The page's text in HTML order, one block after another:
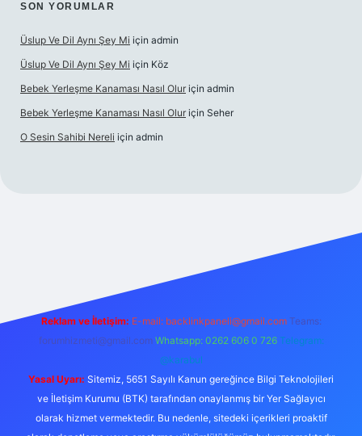
SON YORUMLAR
Üslup Ve Dil Aynı Şey Mi için admin
Üslup Ve Dil Aynı Şey Mi için Köz
Bebek Yerleşme Kanaması Nasıl Olur için admin
Bebek Yerleşme Kanaması Nasıl Olur için Seher
O Sesin Sahibi Nereli için admin
Reklam ve İletişim: E-mail: backlinkpaneli@gmail.com Teams:
forumhizmeti@gmail.com Whatsapp: 0262 606 0 726 Telegram:
@karabul
Yasal Uyarı: Sitemiz, 5651 Sayılı Kanun gereğince Bilgi Teknolojileri
ve İletişim Kurumu (BTK) tarafından onaylanmış bir Yer Sağlayıcı
olarak hizmet vermektedir. Bu nedenle, sitedeki içerikleri proaktif